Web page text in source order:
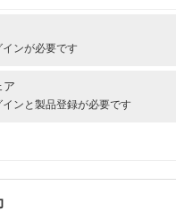
ンが必要です
ア
ンと製品登録が必要です